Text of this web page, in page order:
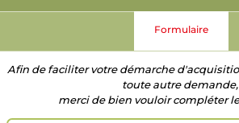
Formulaire
Afin de faciliter votre démarche
toute autre demande,
merci de bien vouloir compléter